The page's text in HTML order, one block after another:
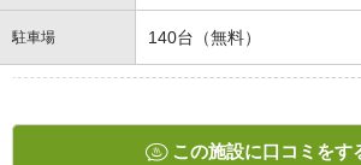
駐車場 140台（無料）
この施設に口コミをす